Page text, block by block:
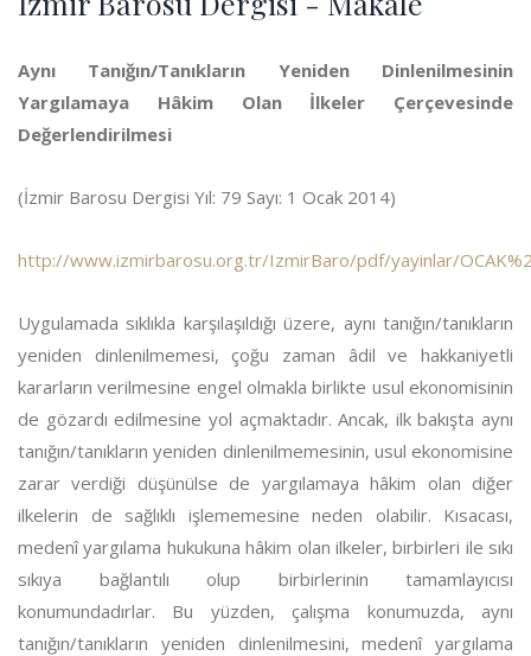
Aynı Tanığın/Tanıkların Yeniden Dinlenilmesinin
Yargılamaya Hâkim Olan İlkeler Çerçevesinde
Değerlendirilmesi
(İzmir Barosu Dergisi Yıl: 79 Sayı: 1 Ocak 2014)
http://www.izmirbarosu.org.tr/IzmirBaro/pdf/yayinlar/
Uygulamada sıklıkla karşılaşıldığı üzere, aynı tanığın/tanıkların
yeniden dinlenilmemesi, çoğu zaman âdil ve hakkaniyetli
kararların verilmesine engel olmakla birlikte usul ekonomisinin
de gözardı edilmesine yol açmaktadır. Ancak, ilk bakışta aynı
tanığın/tanıkların yeniden dinlenilmemesinin, usul ekonomisine
zarar verdiği düşünülse de yargılamaya hâkim olan diğer
ilkelerin de sağlıklı işlememesine neden olabilir. Kısacası,
medenî yargılama hukukuna hâkim olan ilkeler, birbirleri ile sıkı
sıkıya bağlantılı olup birbirlerinin tamamlayıcısı
konumundadırlar. Bu yüzden, çalışma konumuzda, aynı
tanığın/tanıkların yeniden dinlenilmesini, medenî yargılama